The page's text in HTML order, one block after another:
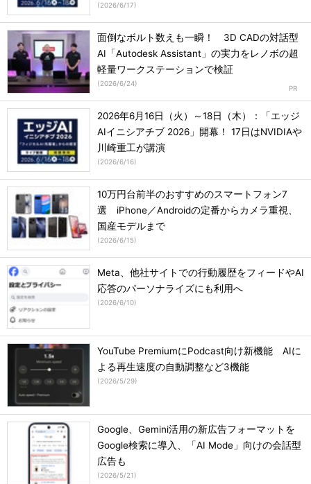
(2026/6/17)
面倒なボルト数えも一瞬！ 3D CADの対話型
AI「Autodesk Assistant」の実力をレノボの超
軽量ワークステーションで検証
(2026/6/24)
2026年6月16日（火）～18日（木）：「エッジ
AIイニシアチブ 2026」開幕！ 17日はNVIDIAや
川崎重工が講演
(2026/6/16)
10万円台前半のおすすめのスマートフォン7
選 iPhone／Androidの定番からカメラ重視、
国産モデルまで
(2026/6/15)
Meta、他社サイトでの行動履歴をフィードやAI
応答のパーソナライズにも利用へ
(2026/6/10)
YouTube PremiumにPodcast向け新機能 AIに
よる再生速度の自動調整など3機能
(2026/5/29)
Google、Gemini活用の新広告フォーマットを
Google検索に導入、「AI Mode」向けの会話型
広告も
(2026/5/21)